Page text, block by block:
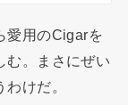
愛用のCigarを
む。まさにぜい
けだ。